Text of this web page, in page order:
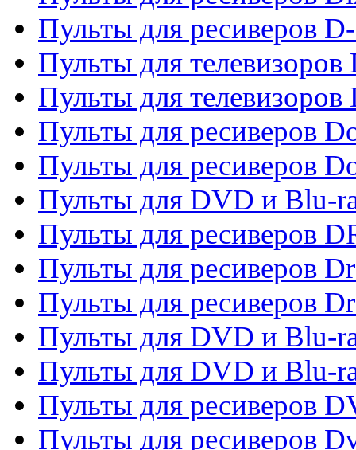
Пульты для ресиверов
Пульты для телевизоров
Пульты для
Пульты для ресиверов
Пульты для ресиверов
Пульты для DVD и Blu-
Пульты для ресиверов
Пульты для ресиверов
Пульты для ресиверов
Пульты для DVD и Blu-
Пульты для DVD и Blu-
Пульты для ресиверов
Пульты для ресиверов